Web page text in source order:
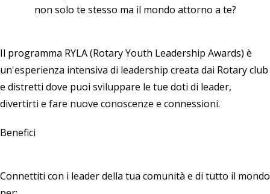
non solo te stesso ma il mondo attorno a te?
Il programma RYLA (Rotary Youth Leadership Awards) è
un'esperienza intensiva di leadership creata dai Rotary club
e distretti dove puoi sviluppare le tue doti di leader,
divertirti e fare nuove conoscenze e connessioni.
Benefici
Connettiti con i leader della tua comunità e di tutto il mondo